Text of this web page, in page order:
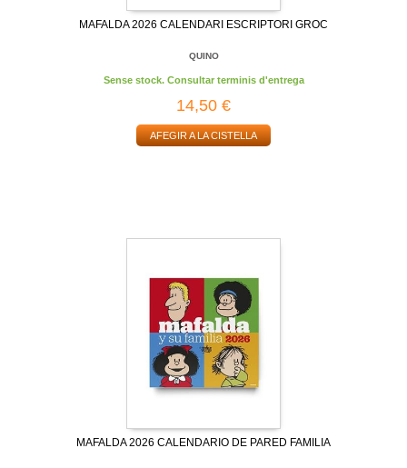
MAFALDA 2026 CALENDARI ESCRIPTORI GROC
QUINO
Sense stock. Consultar terminis d'entrega
14,50 €
AFEGIR A LA CISTELLA
MAFALDA 2026 CALENDARIO DE PARED FAMILIA